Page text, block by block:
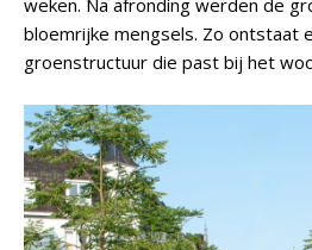
weken. Na afronding werden de
bloemrijke mengsels. Zo ontstaat
groenstructuur die past bij het